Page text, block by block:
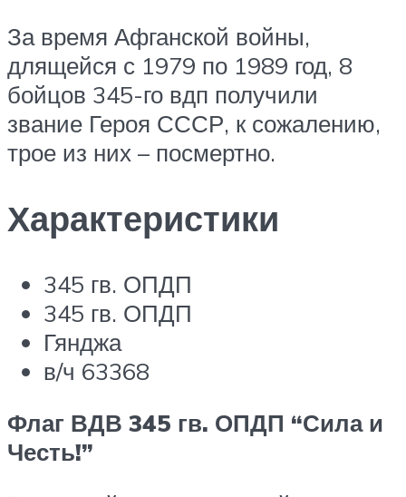
За время Афганской войны,
длящейся с 1979 по 1989 год, 8
бойцов 345-го вдп получили
звание Героя СССР, к сожалению,
трое из них – посмертно.
Характеристики
345 гв. ОПДП
345 гв. ОПДП
Гянджа
в/ч 63368
Флаг ВДВ 345 гв. ОПДП “Сила и
Честь!”